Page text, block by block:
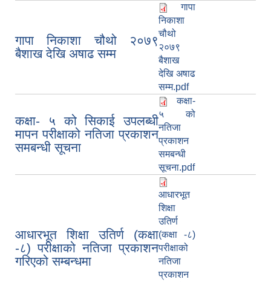
गापा निकाशा चौथो २०७९
बैशाख देखि अषाढ सम्म
गापा
निकाशा
चौथो
२०७९
बैशाख
देखि अषाढ
सम्म.pdf
कक्षा- ५ को सिकाई उपलब्धी
मापन परीक्षाको नतिजा प्रकाशन
समबन्धी सूचना
कक्षा-
५ को
नतिजा
प्रकाशन
समबन्धी
सूचना.pdf
आधारभूत शिक्षा उतिर्ण (कक्षा
-८) परीक्षाको नतिजा प्रकाशन
गरिएको सम्बन्धमा
आधारभूत
शिक्षा
उतिर्ण
(कक्षा -८)
परीक्षाको
नतिजा
प्रकाशन